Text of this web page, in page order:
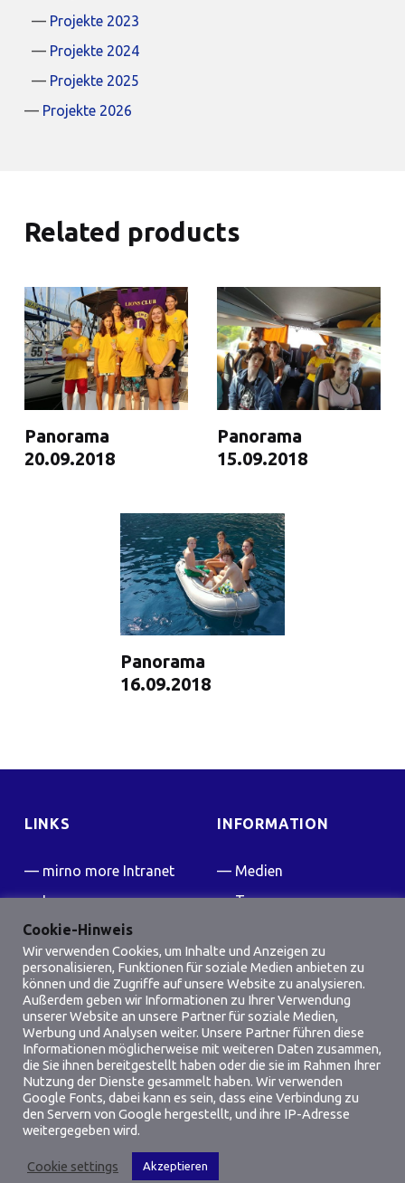
Projekte 2023
Projekte 2024
Projekte 2025
Projekte 2026
Related products
Panorama
20.09.2018
Panorama
15.09.2018
Panorama
16.09.2018
LINKS
mirno more Intranet
Impressum
Kontakt
FAQ
Friedensflotte Wiki
INFORMATION
Medien
Team
SOCIAL MEDIA
Facebook
Instagram
Cookie-Hinweis
Wir verwenden Cookies, um Inhalte und Anzeigen zu
personalisieren, Funktionen für soziale Medien anbieten zu
können und die Zugriffe auf unsere Website zu analysieren.
Außerdem geben wir Informationen zu Ihrer Verwendung
unserer Website an unsere Partner für soziale Medien,
Werbung und Analysen weiter. Unsere Partner führen diese
Informationen möglicherweise mit weiteren Daten zusammen,
die Sie ihnen bereitgestellt haben oder die sie im Rahmen Ihrer
Nutzung der Dienste gesammelt haben. Wir verwenden
Google Fonts, dabei kann es sein, dass eine Verbindung zu
den Servern von Google hergestellt, und ihre IP-Adresse
weitergegeben wird.
Cookie settings Akzeptieren